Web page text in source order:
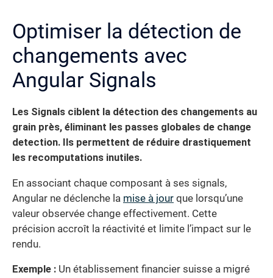
Optimiser la détection de
changements avec
Angular Signals
Les Signals ciblent la détection des changements au
grain près, éliminant les passes globales de change
detection. Ils permettent de réduire drastiquement
les recomputations inutiles.
En associant chaque composant à ses signals,
Angular ne déclenche la mise à jour que lorsqu’une
valeur observée change effectivement. Cette
précision accroît la réactivité et limite l’impact sur le
rendu.
Exemple : Un établissement financier suisse a migré